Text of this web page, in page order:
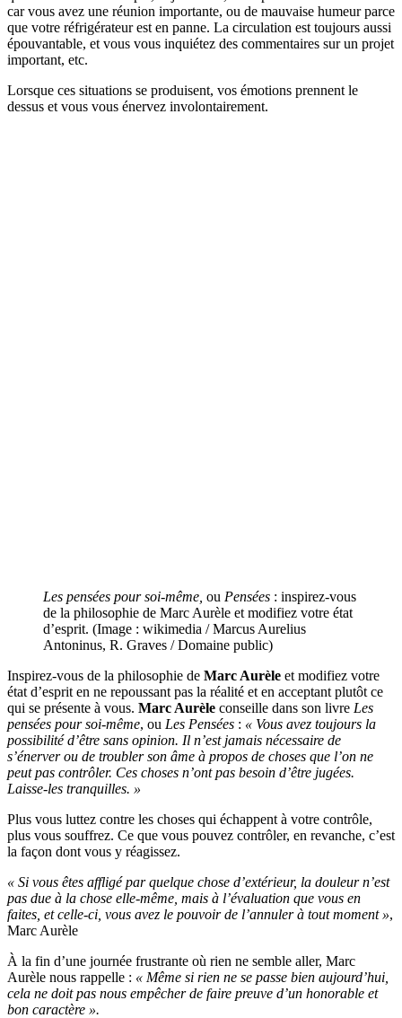
car vous avez une réunion importante, ou de mauvaise humeur parce
que votre réfrigérateur est en panne. La circulation est toujours aussi
épouvantable, et vous vous inquiétez des commentaires sur un projet
important, etc.
Lorsque ces situations se produisent, vos émotions prennent le
dessus et vous vous énervez involontairement.
Les pensées pour soi-même, ou Pensées : inspirez-vous
de la philosophie de Marc Aurèle et modifiez votre état
d’esprit. (Image : wikimedia / Marcus Aurelius
Antoninus, R. Graves / Domaine public)
Inspirez-vous de la philosophie de Marc Aurèle et modifiez votre
état d’esprit en ne repoussant pas la réalité et en acceptant plutôt ce
qui se présente à vous. Marc Aurèle conseille dans son livre Les
pensées pour soi-même, ou Les Pensées : « Vous avez toujours la
possibilité d’être sans opinion. Il n’est jamais nécessaire de
s’énerver ou de troubler son âme à propos de choses que l’on ne
peut pas contrôler. Ces choses n’ont pas besoin d’être jugées.
Laisse-les tranquilles. »
Plus vous luttez contre les choses qui échappent à votre contrôle,
plus vous souffrez. Ce que vous pouvez contrôler, en revanche, c’est
la façon dont vous y réagissez.
« Si vous êtes affligé par quelque chose d’extérieur, la douleur n’est
pas due à la chose elle-même, mais à l’évaluation que vous en
faites, et celle-ci, vous avez le pouvoir de l’annuler à tout moment »,
Marc Aurèle
À la fin d’une journée frustrante où rien ne semble aller, Marc
Aurèle nous rappelle : « Même si rien ne se passe bien aujourd’hui,
cela ne doit pas nous empêcher de faire preuve d’un honorable et
bon caractère ».